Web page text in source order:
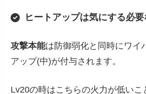
ヒートアップは気にする必要
攻撃本能は防御弱化と同時にワイ
アップ(中)が付与されます。
Lv20の時はこちらの火力が低いこ